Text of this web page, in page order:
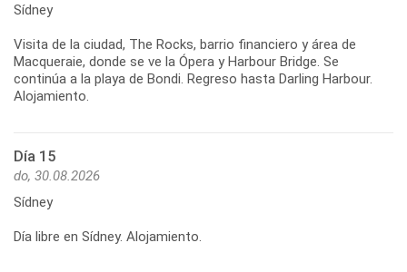
Sídney
Visita de la ciudad, The Rocks, barrio financiero y área de
Macqueraie, donde se ve la Ópera y Harbour Bridge. Se
continúa a la playa de Bondi. Regreso hasta Darling Harbour.
Día 15
do, 30.08.2026
Sídney